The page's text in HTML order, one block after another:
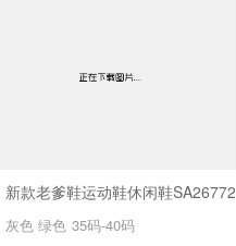
新款老爹鞋运动鞋休闲鞋SA26772
灰色 绿色 35码-40码